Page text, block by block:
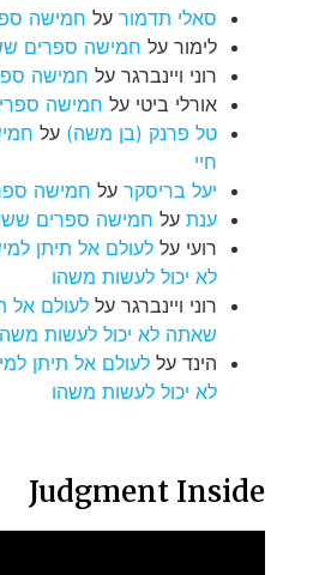
סאלי תדמור על חמישה
לימור על חמישה ספרים
רוני ויינברגר על חמישה
אורלי ביטי על חמישה
טל פרנק (בן משה) על
חיי
יעל בריסקר על חמישה
ענת על חמישה ספרים
רועי על לעולם אל תיתן
לא יכול לעשות משהו
רוני ויינברגר על לעולם אל
שאתה לא יכול לעשות
הינד על לעולם אל תיתן
לא יכול לעשות משהו
Judgment Inside